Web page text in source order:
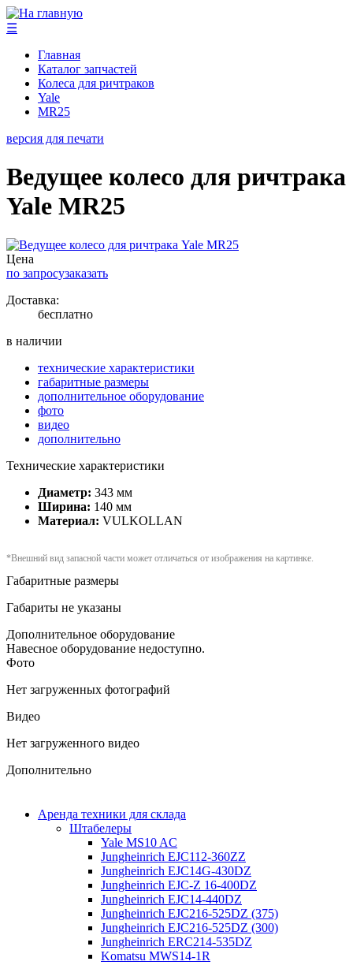
☰
Главная
Каталог запчастей
Колеса для ричтраков
Yale
MR25
версия для печати
Ведущее колесо для ричтрака
Yale MR25
Цена
по запросузаказать
Доставка:
бесплатно
в наличии
технические характеристики
габаритные размеры
дополнительное оборудование
фото
видео
дополнительно
Технические характеристики
Диаметр: 343 мм
Ширина: 140 мм
Материал: VULKOLLAN
*Внешний вид запасной части может отличаться от изображения на картинке.
Габаритные размеры
Габариты не указаны
Дополнительное оборудование
Навесное оборудование недоступно.
Фото
Нет загруженных фотографий
Видео
Нет загруженного видео
Дополнительно
Аренда техники для склада
Штабелеры
Yale MS10 AC
Jungheinrich EJC112-360ZZ
Jungheinrich EJC14G-430DZ
Jungheinrich EJC-Z 16-400DZ
Jungheinrich EJC14-440DZ
Jungheinrich EJC216-525DZ (375)
Jungheinrich EJC216-525DZ (300)
Jungheinrich ERC214-535DZ
Komatsu MWS14-1R